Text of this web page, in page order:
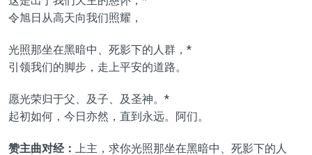
令旭日从高天向我们照耀，
光照那坐在黑暗中、死影下的人群，*
引领我们的脚步，走上平安的道路。
愿光荣归于父、及子、及圣神。*
起初如何，今日亦然，直到永远。阿们。
赞主曲对经： 上主，求你光照那坐在黑暗中、死影下的人